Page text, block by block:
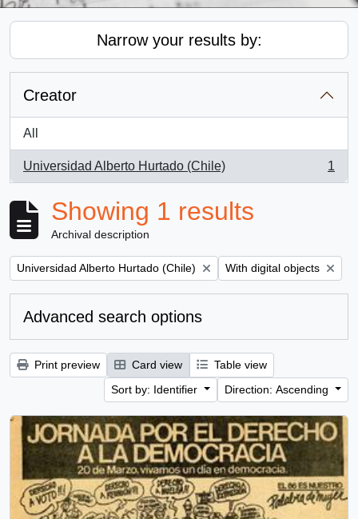
Narrow your results by:
Creator
All
Universidad Alberto Hurtado (Chile)
, 1 results
1
Showing 1 results
Archival description
Remove filter:
Universidad Alberto Hurtado (Chile) Remove filter:
With digital objects
Advanced search options
Print preview Card view
Table view
Sort by: Identifier
Direction: Ascending